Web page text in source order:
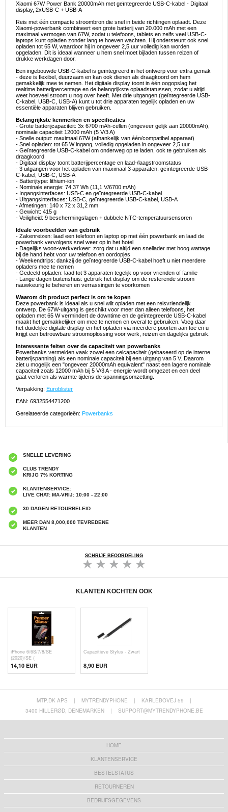
Xiaomi 67W Power Bank 20000mAh met geïntegreerde USB-C-kabel - Digitaal
display, 2xUSB-C + USB-A
Reis met één compacte stroombron die snel in beide richtingen oplaadt. Deze
Xiaomi-powerbank combineert een grote batterij van 20.000 mAh met een
maximaal vermogen van 67W, zodat u telefoons, tablets en zelfs veel USB-C-
laptops kunt opladen zonder lang te hoeven wachten. Hij ondersteunt ook snel
opladen tot 65 W, waardoor hij in ongeveer 2,5 uur volledig kan worden
opgeladen. Dit is ideaal wanneer u hem snel moet bijladen tussen reizen of
drukke werkdagen door.
Een ingebouwde USB-C-kabel is geïntegreerd in het ontwerp voor extra gemak
- deze is flexibel, duurzaam en kan ook dienen als draagkoord om hem
gemakkelijk mee te nemen. Het digitale display toont in één oogopslag het
realtime batterijpercentage en de belangrijkste oplaadstatussen, zodat u altijd
weet hoeveel stroom u nog over heeft. Met drie uitgangen (geïntegreerde USB-
C-kabel, USB-C, USB-A) kunt u tot drie apparaten tegelijk opladen en uw
essentiële apparaten blijven gebruiken.
Belangrijkste kenmerken en specificaties
- Grote batterijcapaciteit: 3x 6700 mAh-cellen (ongeveer gelijk aan 20000mAh),
nominale capaciteit 12000 mAh (5 V/3 A)
- Snelle output: maximaal 67W (afhankelijk van één/compatibel apparaat)
- Snel opladen: tot 65 W ingang, volledig opgeladen in ongeveer 2,5 uur
- Geïntegreerde USB-C-kabel om onderweg op te laden, ook te gebruiken als
draagkoord
- Digitaal display toont batterijpercentage en laad-/laagstroomstatus
- 3 uitgangen voor het opladen van maximaal 3 apparaten: geïntegreerde USB-
C-kabel, USB-C, USB-A
- Batterijtype: lithium-ion
- Nominale energie: 74,37 Wh (11,1 V/6700 mAh)
- Ingangsinterfaces: USB-C en geïntegreerde USB-C-kabel
- Uitgangsinterfaces: USB-C, geïntegreerde USB-C-kabel, USB-A
- Afmetingen: 140 x 72 x 31,2 mm
- Gewicht: 415 g
- Veiligheid: 9 beschermingslagen + dubbele NTC-temperatuursensoren
Ideale voorbeelden van gebruik
- Zakenreizen: laad een telefoon en laptop op met één powerbank en laad de
powerbank vervolgens snel weer op in het hotel
- Dagelijks woon-werkverkeer: zorg dat u altijd een snellader met hoog wattage
bij de hand hebt voor uw telefoon en oordopjes
- Weekendtrips: dankzij de geïntegreerde USB-C-kabel hoeft u niet meerdere
opladers mee te nemen
- Gedeeld opladen: laad tot 3 apparaten tegelijk op voor vrienden of familie
- Lange dagen buitenshuis: gebruik het display om de resterende stroom
nauwkeurig te beheren en verrassingen te voorkomen
Waarom dit product perfect is om te kopen
Deze powerbank is ideaal als u snel wilt opladen met een reisvriendelijk
ontwerp. De 67W-uitgang is geschikt voor meer dan alleen telefoons, het
opladen met 65 W vermindert de downtime en de geïntegreerde USB-C-kabel
maakt het gemakkelijker om mee te nemen en overal te gebruiken. Voeg daar
het duidelijke digitale display en het opladen via meerdere poorten aan toe en u
krijgt een betrouwbare stroomoplossing voor werk, reizen en dagelijks gebruik.
Interessante feiten over de capaciteit van powerbanks
Powerbanks vermelden vaak zowel een celcapaciteit (gebaseerd op de interne
batterijspanning) als een nominale capaciteit bij een uitgang van 5 V. Daarom
ziet u mogelijk een "ongeveer 20000mAh equivalent" naast een lagere nominale
capaciteit zoals 12000 mAh bij 5 V/3 A - energie wordt omgezet en een deel
gaat verloren als warmte tijdens de spanningsomzetting.
Verpakking: Euroblister
EAN: 6932554471200
Gerelateerde categorieën: Powerbanks
SNELLE LEVERING
CLUB TRENDY
KRIJG 7% KORTING
KLANTENSERVICE:
LIVE CHAT: MA-VRIJ: 10:00 - 22:00
30 DAGEN RETOURBELEID
MEER DAN 8,000,000 TEVREDENE
KLANTEN
SCHRIJF BEOORDELING
KLANTEN KOCHTEN OOK
iPhone 6/6S/7/8/SE
(2020)/SE (
14,10 EUR
Capacitieve Stylus - Zwart
8,90 EUR
MTP.DK APS | MYTRENDYPHONE | KARLEBOVEJ 59
|
3400 HILLERØD, DENEMARKEN
| SUPPORT@MYTRENDYPHONE.BE
HOME
KLANTENSERVICE
BESTELSTATUS
RETOURNEREN
BEDRIJFSGEGEVENS